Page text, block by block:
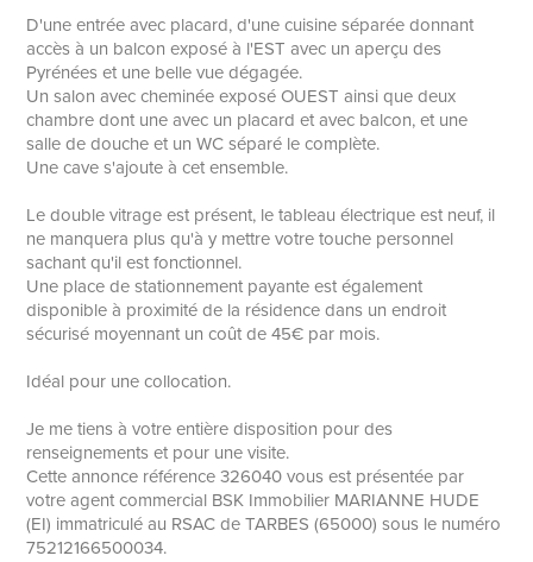
D'une entrée avec placard, d'une cuisine séparée donnant
accès à un balcon exposé à l'EST avec un aperçu des
Pyrénées et une belle vue dégagée.
Un salon avec cheminée exposé OUEST ainsi que deux
chambre dont une avec un placard et avec balcon, et une
salle de douche et un WC séparé le complète.
Une cave s'ajoute à cet ensemble.
Le double vitrage est présent, le tableau électrique est neuf, il
ne manquera plus qu'à y mettre votre touche personnel
sachant qu'il est fonctionnel.
Une place de stationnement payante est également
disponible à proximité de la résidence dans un endroit
sécurisé moyennant un coût de 45€ par mois.
Idéal pour une collocation.
Je me tiens à votre entière disposition pour des
renseignements et pour une visite.
Cette annonce référence 326040 vous est présentée par
votre agent commercial BSK Immobilier MARIANNE HUDE
(EI) immatriculé au RSAC de TARBES (65000) sous le numéro
75212166500034.